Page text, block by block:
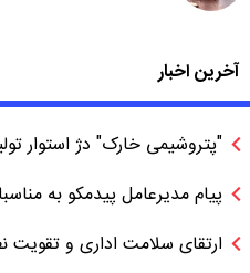
آخرین اخبار
"پتروشیمی خارک" دژ استوار
پیام مدیرعامل پیدمکو به
ارتقای سلامت اداری و تقویت